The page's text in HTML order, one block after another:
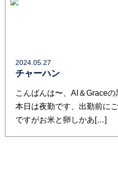
2024.05.27
チャーハン
こんばんは〜、AI＆Grace
本日は夜勤です、出勤前に
ですがお米と卵しかあ[…]